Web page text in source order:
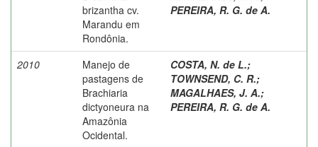
brizantha cv.
Marandu em
Rondônia.
PEREIRA, R. G. de A.
2010
Manejo de
pastagens de
Brachiaria
dictyoneura na
Amazônia
Ocidental.
COSTA, N. de L.;
TOWNSEND, C. R.;
MAGALHAES, J. A.;
PEREIRA, R. G. de A.